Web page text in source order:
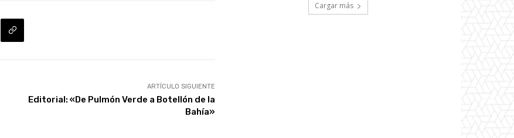
ARTÍCULO SIGUIENTE
Editorial: «De Pulmón Verde a Botellón de la
Bahía»
Cargar más